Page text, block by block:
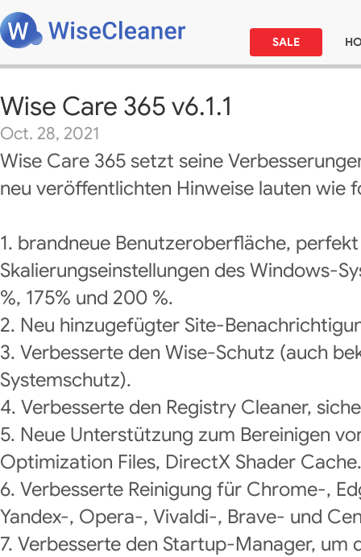
SALE
Wise Care 365 v6.1.1
Oct. 28, 2021
Wise Care 365 setzt seine
neu veröffentlichten Hinweise lauten wie
1. brandneue Benutzeroberfläche,
Skalierungseinstellungen des Windows-
%, 175% und 200 %.
2. Neu hinzugefügter Site-
3. Verbesserte den Wise-Schutz (auch
Systemschutz).
4. Verbesserte den Registry Cleaner,
5. Neue Unterstützung zum Bereinigen
Optimization Files, DirectX Shader Cache.
6. Verbesserte Reinigung für Chrome-,
Yandex-, Opera-, Vivaldi-, Brave- und
7. Verbesserte den Startup-Manager, um